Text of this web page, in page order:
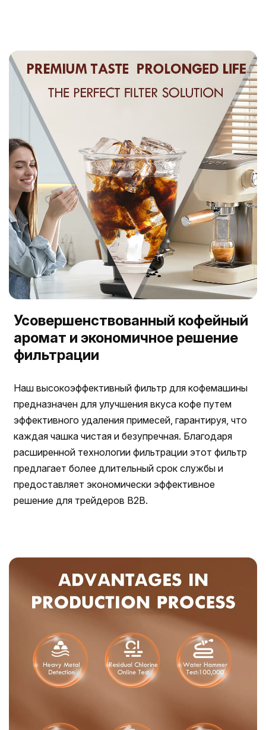
Усовершенствованный кофейный
аромат и экономичное решение
фильтрации
Наш высокоэффективный фильтр для кофемашины
предназначен для улучшения вкуса кофе путем
эффективного удаления примесей, гарантируя, что
каждая чашка чистая и безупречная. Благодаря
расширенной технологии фильтрации этот фильтр
предлагает более длительный срок службы и
предоставляет экономически эффективное
решение для трейдеров B2B.